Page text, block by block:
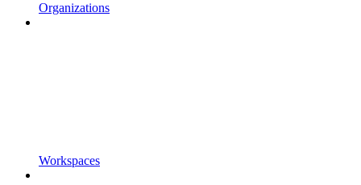
Organizations
Workspaces